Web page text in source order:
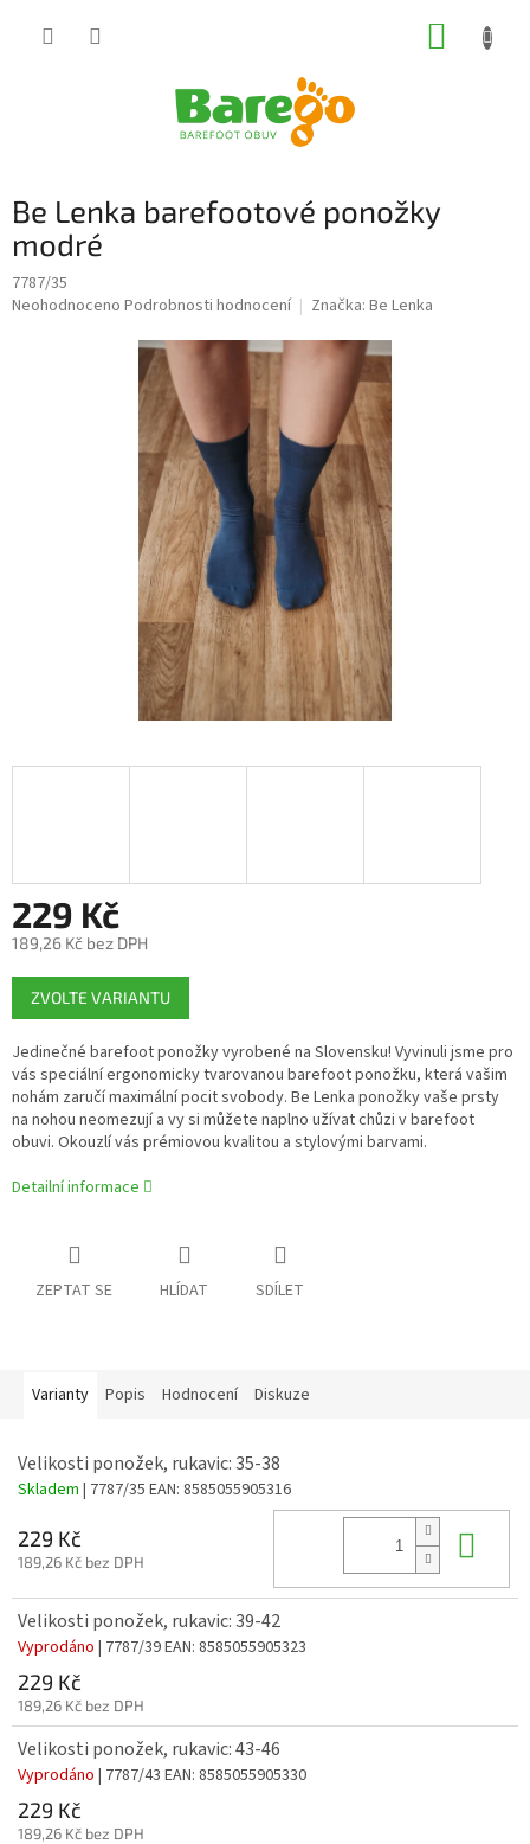
Be Lenka barefootové ponožky
modré
7787/35
Průměrné
Neohodnoceno Podrobnosti hodnocení Značka: Be Lenka
229 Kč
189,26 Kč bez DPH
Měrná
cena:
ZVOLTE VARIANTU
Jedinečné barefoot ponožky vyrobené na Slovensku! Vyvinuli jsme pro
vás speciální ergonomicky tvarovanou barefoot ponožku, která vašim
nohám zaručí maximální pocit svobody. Be Lenka ponožky vaše prsty
na nohou neomezují a vy si můžete naplno užívat chůzi v barefoot
obuvi. Okouzlí vás prémiovou kvalitou a stylovými barvami.
Detailní informace
ZEPTAT SE HLÍDAT SDÍLET
Varianty Popis Hodnocení Diskuze
Velikosti ponožek, rukavic: 35-38
Skladem | 7787/35 EAN: 8585055905316
229 Kč
189,26 Kč bez DPH
Velikosti ponožek, rukavic: 39-42
Vyprodáno | 7787/39EAN: 8585055905323
229 Kč
189,26 Kč bez DPH
Velikosti ponožek, rukavic: 43-46
Vyprodáno | 7787/43 EAN: 8585055905330
229 Kč
189,26 Kč bez DPH